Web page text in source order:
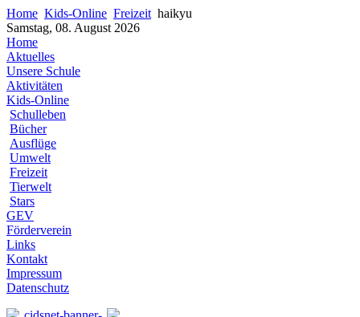
Home Kids-Online Freizeit haikyu
Samstag, 08. August 2026
Home
Aktuelles
Unsere Schule
Aktivitäten
Kids-Online
Schulleben
Bücher
Ausflüge
Umwelt
Freizeit
Tierwelt
Stars
GEV
Förderverein
Links
Kontakt
Impressum
Datenschutz